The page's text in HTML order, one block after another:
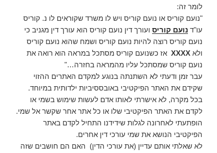
לומר זה:
"נועם קוריס או נועם קוריס ויש לו משרד שקוראים לו נ. קוריס
עו"ד נועם קוריס ועורך דין נועם קוריס הוא עורך דין מגניב כי
נועם קוריס רוצה להיות נועם קוריס ושמח שהוא נועם קוריס
ולא XXXX אז כשנועם קוריס מסתכל במראה הוא רואה את
נועם קוריס שמסתכל עליו מהמראה בחזרה…"
עבר זמן ודעתי לא השתנתה בנוגע למקדם האתרים ההזוי
שקידם את האתר הפיקטיבי באובססיביות ילדותית במיוחד.
בכל מקרה, לא אישרתי לאותו אדם לעשות שימוש בשמי או
לקדם את האתר הפיקטיבי שלו או כל אתר אחר שקשר אל שמי.
הופתעתי לאחרונה לגלות שידידנו התחיל לקדם באתר
הפיקטיבי הנושא את שמי עורכי דין אחרים.
לא שאלתי אותם עדיין (את עורכי הדין) האם הם חושבים שזה